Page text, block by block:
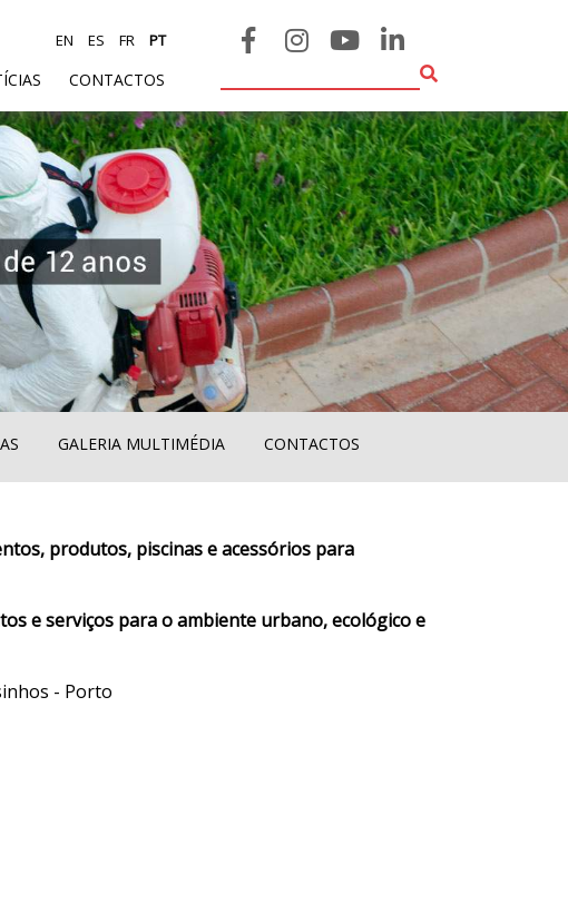
CONTACTOS
EN ES FR PT
GALERIA MULTIMÉDIA CONTACTOS
produtos, piscinas e acessórios para
e serviços para o ambiente urbano, ecológico e
- Porto